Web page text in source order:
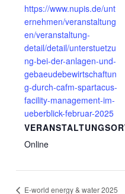
https://www.nupis.de/unt
ernehmen/veranstaltung
en/veranstaltung-
detail/detail/unterstuetzu
ng-bei-der-anlagen-und-
gebaeudebewirtschaftun
g-durch-cafm-spartacus-
facility-management-im-
ueberblick-februar-2025
Online
E-world energy & water 2025